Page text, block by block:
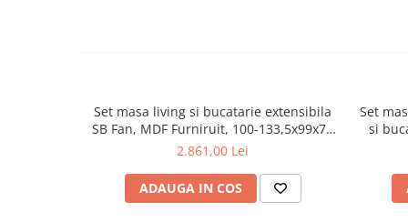
Mobilier copii
Mobila camera copii
Saltele patuturi copii
Set masa living si bucatarie extensibila
SB Fan, MDF Furniruit, 100-133,5x99x74
cm si 4 scaune SB Tim, lemn masiv,
2.861,00 Lei
ADAUGA IN COS
Set
si